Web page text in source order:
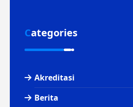
Categories
Akreditasi
Berita